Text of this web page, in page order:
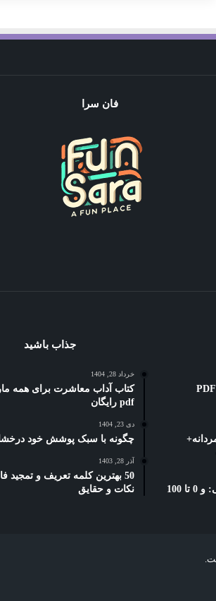
فان سرا
نوشتن فیلمنامه کوتاه: 3 بهترین PDF
بخشنامه دورکاری تامین اجتماعی: و 0 تا 100
جذاب باشید
خرداد 28, 1404
کتاب آداب معاشرت برای همه
pdf رایگان
دی 23, 1404
چگونه با سبک پوشش خود
آذر 28, 1403
50 بهترین کلمه تعریف و تمجید
نکات و حقایق